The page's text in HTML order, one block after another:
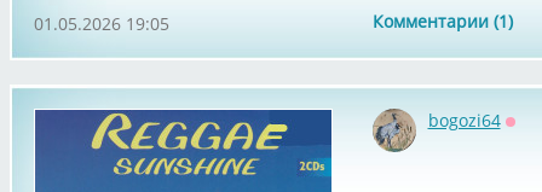
Комментарии (1)
01.05.2026 19:05
bogozi64